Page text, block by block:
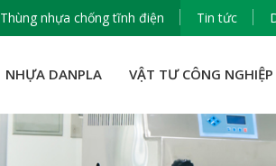
Thùng nhựa chống tĩnh điện Tin tức
NHỰA DANPLA VẬT TƯ CÔNG NGHIỆP